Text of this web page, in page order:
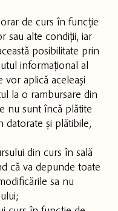
de curs în funcție
sau alte condiții, iar
posibilitate prin
informațional al
vor aplică aceleași
la o rambursare din
nu sunt încă plătite
datorate și plătibile,
din curs în sală
că va depunde toate
sa nu